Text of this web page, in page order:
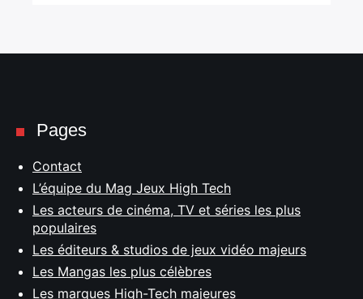
Pages
Contact
L’équipe du Mag Jeux High Tech
Les acteurs de cinéma, TV et séries les plus
populaires
Les éditeurs & studios de jeux vidéo majeurs
Les Mangas les plus célèbres
Les marques High-Tech majeures